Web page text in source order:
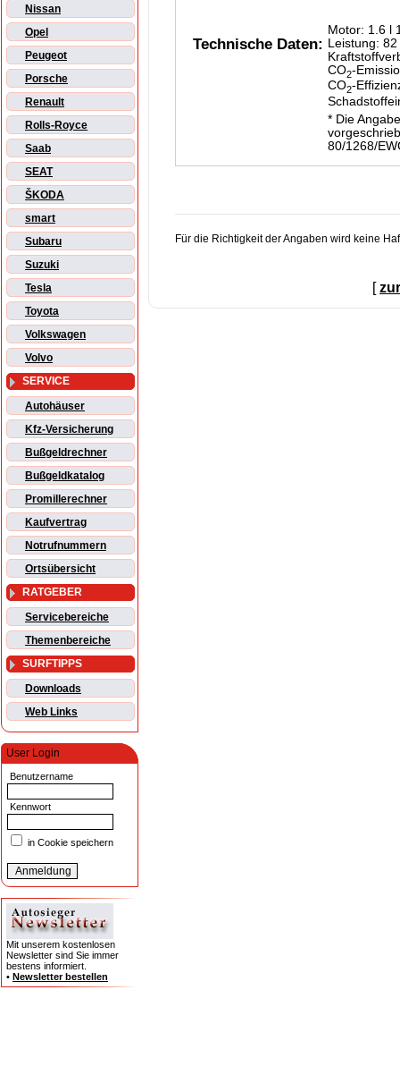
Nissan
Opel
Peugeot
Porsche
Renault
Rolls-Royce
Saab
SEAT
ŠKODA
smart
Subaru
Suzuki
Tesla
Toyota
Volkswagen
Volvo
SERVICE
Autohäuser
Kfz-Versicherung
Bußgeldrechner
Bußgeldkatalog
Promillerechner
Kaufvertrag
Notrufnummern
Ortsübersicht
RATGEBER
Servicebereiche
Themenbereiche
SURFTIPPS
Downloads
Web Links
User Login
Benutzername
Kennwort
in Cookie speichern
Mit unserem kostenlosen
Newsletter sind Sie immer
bestens informiert.
• Newsletter bestellen
Technische Daten:
Motor: 1.6 l
Leistung:
CO2-
CO2-
* Die
80/1268/
Für die Richtigkeit der Angaben wird keine